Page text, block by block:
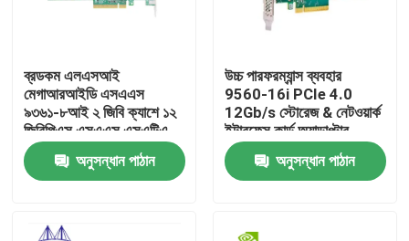
বাড়ি
পণ্য
ব্রডকম এলএসআই
মেগাআরআইডি এসএএস
৯৩৬১-৮আই ২ জিবি ক্যাশে ১২
জিবিপিএস এসএএস এসএটিএ
পিসিআইই ৩.০ রেড কন্ট্রোলার
কার্ড
অনুসন্ধান পাঠান
উচ্চ পারফরম্যান্স ব্যবহার
9560-16i PCIe 4.0
12Gb/s স্টোরেজ & নেটওয়ার্ক
ইন্টারফেস কার্ড অ্যাডাপ্টার
সার্ভারের জন্য
অনুসন্ধান পাঠান